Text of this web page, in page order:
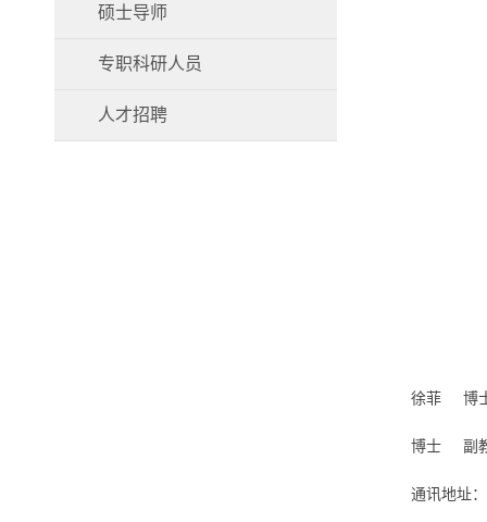
硕士导师
专职科研人员
人才招聘
徐菲 博
博士 副
通讯地址